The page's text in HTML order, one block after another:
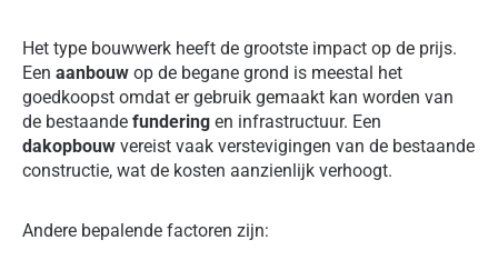
Het type bouwwerk heeft de grootste impact op de prijs.
Een aanbouw op de begane grond is meestal het
goedkoopst omdat er gebruik gemaakt kan worden van
de bestaande fundering en infrastructuur. Een
dakopbouw vereist vaak verstevigingen van de bestaande
constructie, wat de kosten aanzienlijk verhoogt.
Andere bepalende factoren zijn: